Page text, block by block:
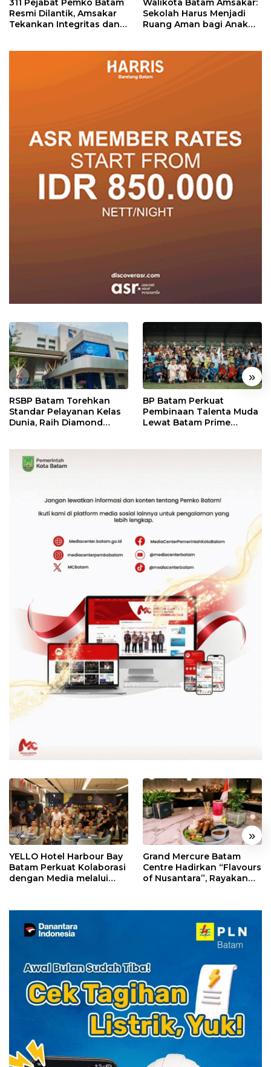
311 Pejabat Pemko Batam
Resmi Dilantik, Amsakar
Tekankan Integritas dan
Walikota Batam Amsakar:
Sekolah Harus Menjadi
Ruang Aman bagi Anak
« »
RSBP Batam Torehkan
Standar Pelayanan Kelas
Dunia, Raih Diamond
BP Batam Perkuat
Pembinaan Talenta Muda
Lewat Batam Prime
« »
YELLO Hotel Harbour Bay
Batam Perkuat Kolaborasi
dengan Media melalui
Grand Mercure Batam
Centre Hadirkan “Flavours
of Nusantara”, Rayakan